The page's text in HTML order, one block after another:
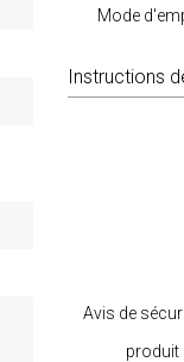
Mode
Instructions
Avis de
produit